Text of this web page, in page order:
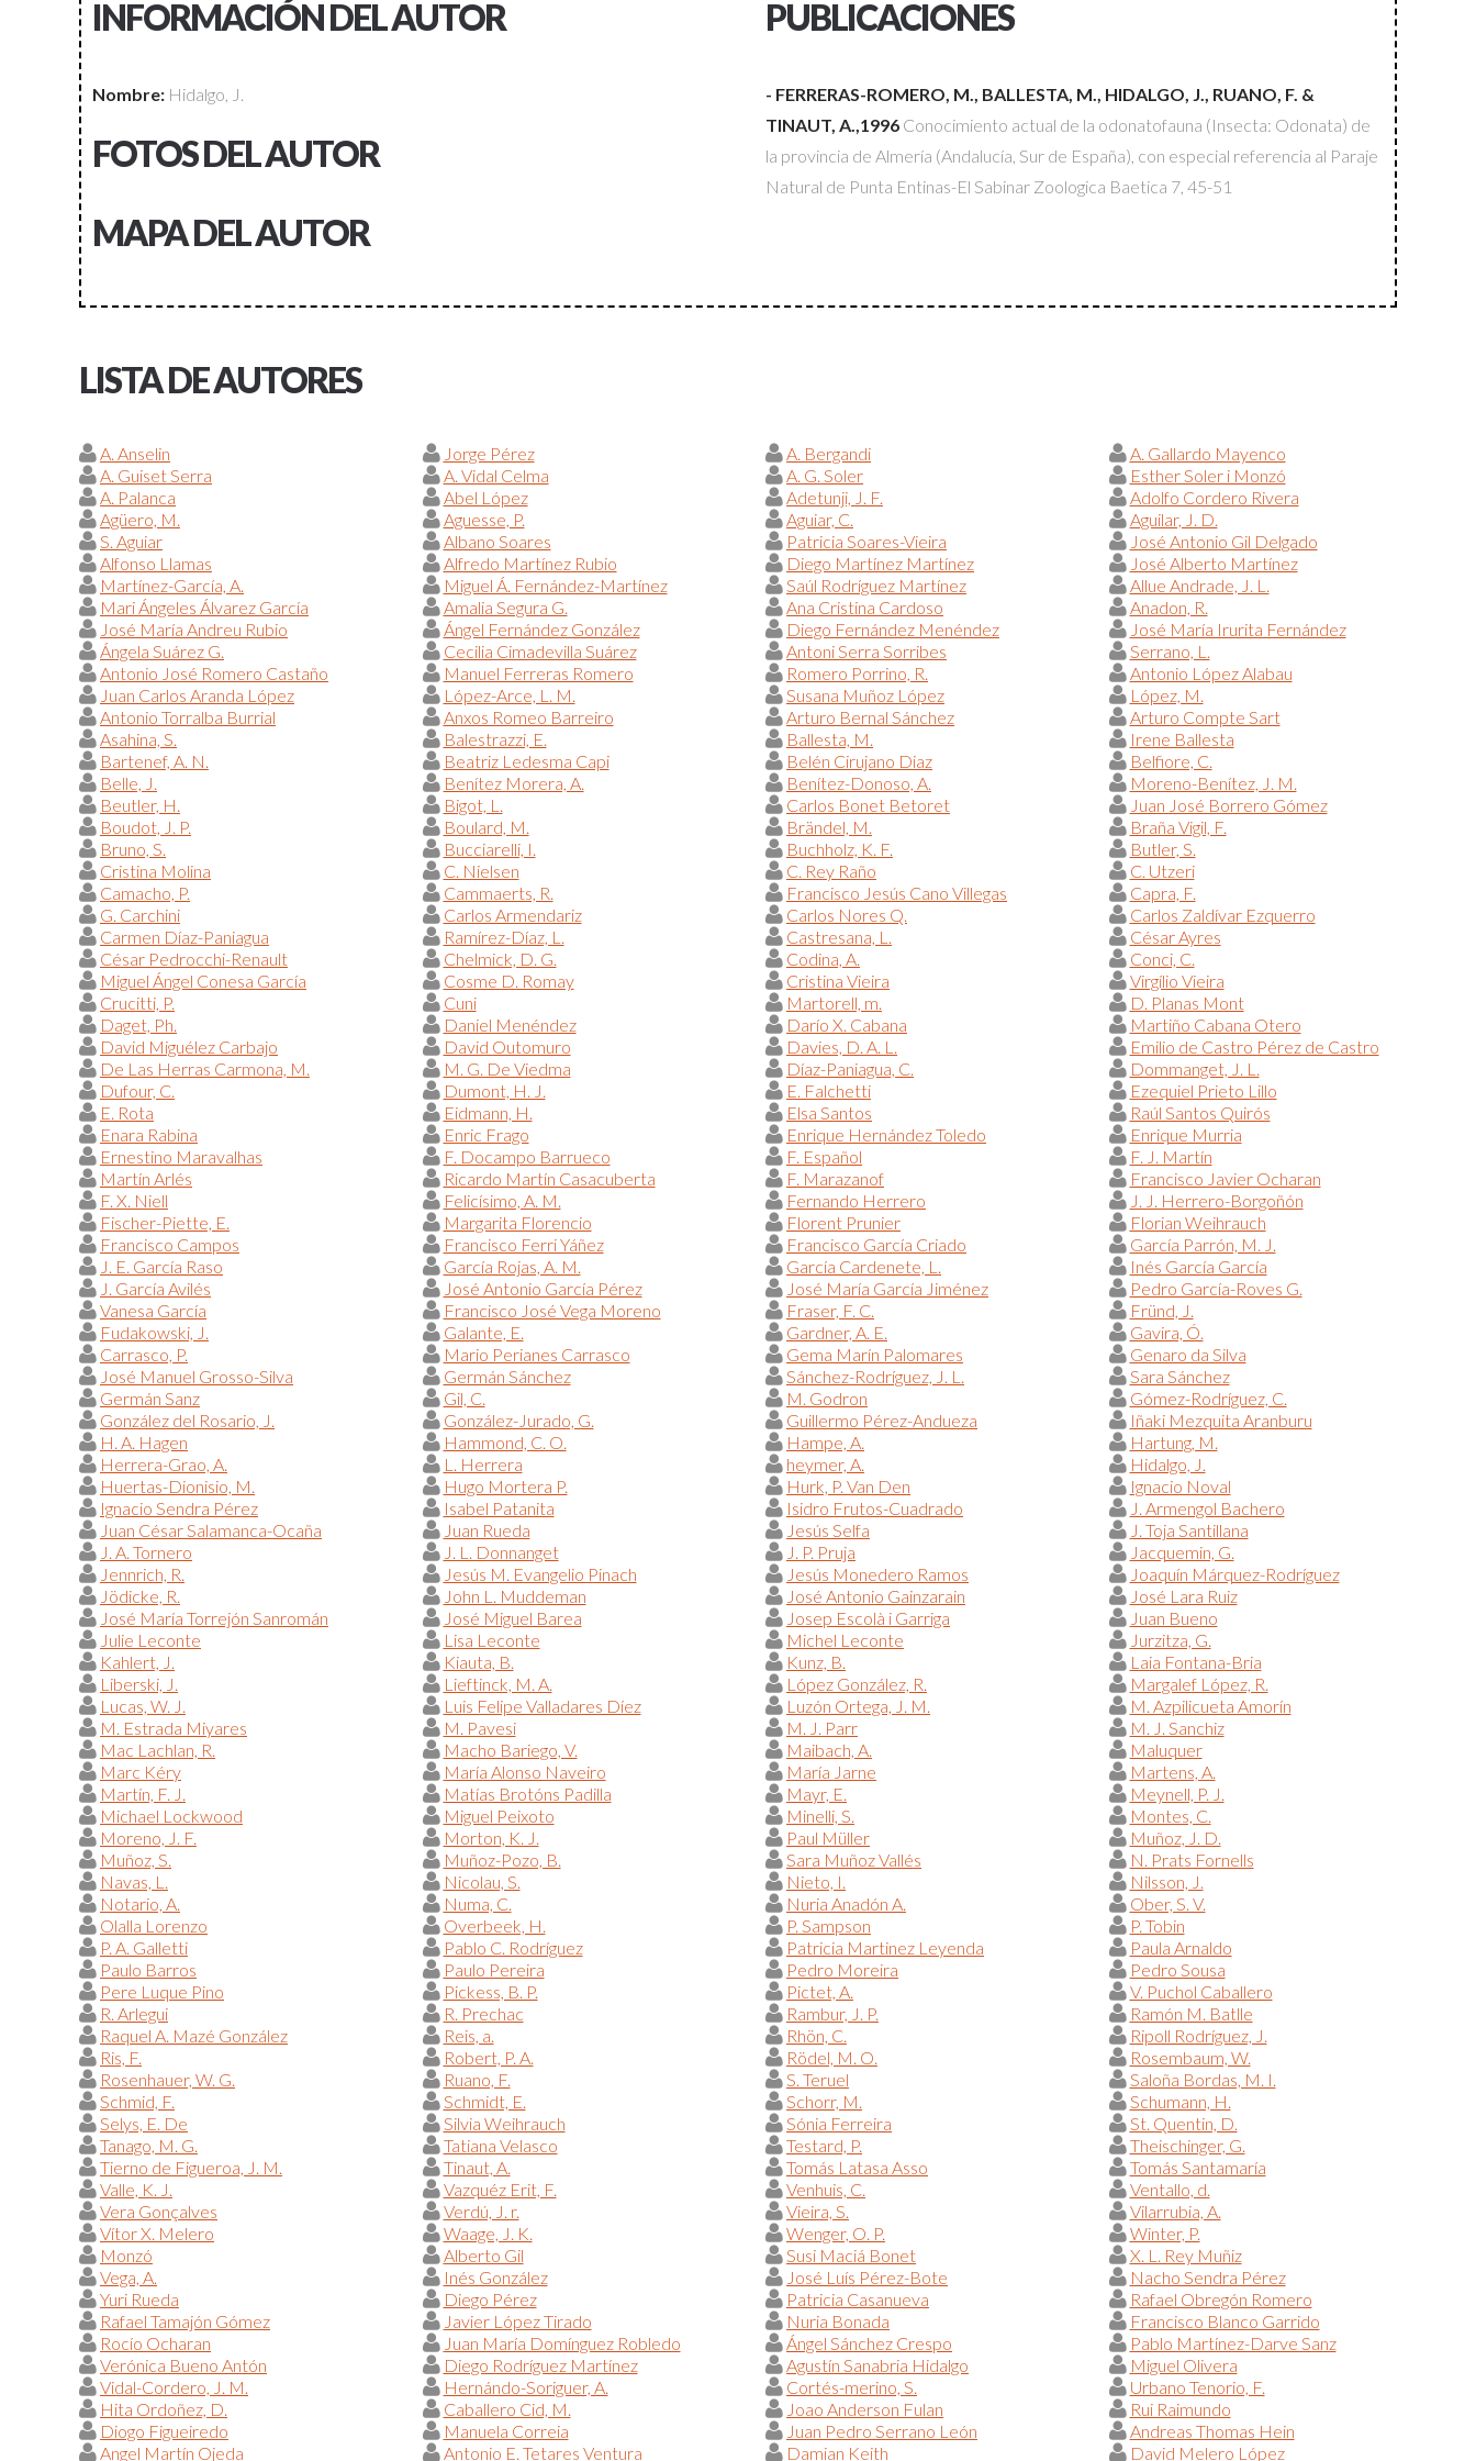
INFORMACIÓN DEL AUTOR
Nombre: Hidalgo, J.
FOTOS DEL AUTOR
MAPA DEL AUTOR
PUBLICACIONES
- FERRERAS-ROMERO, M., BALLESTA, M., HIDALGO, J., RUANO, F. &
TINAUT, A.,1996 Conocimiento actual de la odonatofauna (Insecta: Odonata) de
la provincia de Almería (Andalucía, Sur de España), con especial referencia al Paraje
Natural de Punta Entinas-El Sabinar Zoologica Baetica 7, 45-51
LISTA DE AUTORES
A. Anselin Jorge Pérez A. Bergandi
A. Gallardo Mayenco
A. Guiset Serra
A. Vidal Celma A. G. Soler
Esther Soler i Monzó
A. Palanca
Abel López Adetunji, J. F.
Adolfo Cordero Rivera
Agüero, M.
Aguesse, P. Aguiar, C.
Aguilar, J. D.
S. Aguiar
Albano Soares Patricia Soares-Vieira
José Antonio Gil Delgado
Alfonso Llamas
Alfredo Martínez Rubio Diego Martínez Martínez
José Alberto Martínez
Martínez-García, A.
Miguel Á. Fernández-Martínez Saúl Rodríguez Martínez
Allue Andrade, J. L.
Mari Ángeles Álvarez García
Amalia Segura G. Ana Cristina Cardoso
Anadon, R.
José María Andreu Rubio
Ángel Fernández González Diego Fernández Menéndez
José María Irurita Fernández
Ángela Suárez G.
Cecilia Cimadevilla Suárez Antoni Serra Sorribes
Serrano, L.
Antonio José Romero Castaño
Manuel Ferreras Romero Romero Porrino, R.
Antonio López Alabau
Juan Carlos Aranda López
López-Arce, L. M. Susana Muñoz López
López, M.
Antonio Torralba Burrial
Anxos Romeo Barreiro Arturo Bernal Sánchez
Arturo Compte Sart
Asahina, S.
Balestrazzi, E. Ballesta, M.
Irene Ballesta
Bartenef, A. N.
Beatriz Ledesma Capi Belén Cirujano Diaz
Belfiore, C.
Belle, J.
Benítez Morera, A. Benítez-Donoso, A.
Moreno-Benítez, J. M.
Beutler, H.
Bigot, L. Carlos Bonet Betoret
Juan José Borrero Gómez
Boudot, J. P.
Boulard, M. Brändel, M.
Braña Vigil, F.
Bruno, S.
Bucciarelli, I. Buchholz, K. F.
Butler, S.
Cristina Molina
C. Nielsen C. Rey Raño
C. Utzeri
Camacho, P.
Cammaerts, R. Francisco Jesús Cano Villegas
Capra, F.
G. Carchini
Carlos Armendariz Carlos Nores Q.
Carlos Zaldívar Ezquerro
Carmen Díaz-Paniagua
Ramírez-Díaz, L. Castresana, L.
César Ayres
César Pedrocchi-Renault
Chelmick, D. G. Codina, A.
Conci, C.
Miguel Ángel Conesa García
Cosme D. Romay Cristina Vieira
Virgílio Vieira
Crucitti, P.
Cuni Martorell, m.
D. Planas Mont
Daget, Ph.
Daniel Menéndez Darío X. Cabana
Martiño Cabana Otero
David Miguélez Carbajo
David Outomuro Davies, D. A. L.
Emilio de Castro Pérez de Castro
De Las Herras Carmona, M.
M. G. De Viedma Díaz-Paniagua, C.
Dommanget, J. L.
Dufour, C.
Dumont, H. J. E. Falchetti
Ezequiel Prieto Lillo
E. Rota
Eidmann, H. Elsa Santos
Raúl Santos Quirós
Enara Rabina
Enric Frago Enrique Hernández Toledo
Enrique Murria
Ernestino Maravalhas
F. Docampo Barrueco F. Español
F. J. Martín
Martín Arlés
Ricardo Martín Casacuberta F. Marazanof
Francisco Javier Ocharan
F. X. Niell
Felicísimo, A. M. Fernando Herrero
J. J. Herrero-Borgoñón
Fischer-Piette, E.
Margarita Florencio Florent Prunier
Florian Weihrauch
Francisco Campos
Francisco Ferri Yáñez Francisco García Criado
García Parrón, M. J.
J. E. García Raso
García Rojas, A. M. García Cardenete, L.
Inés García García
J. García Avilés
José Antonio García Pérez José María García Jiménez
Pedro García-Roves G.
Vanesa García
Francisco José Vega Moreno Fraser, F. C.
Fründ, J.
Fudakowski, J.
Galante, E. Gardner, A. E.
Gavira, Ó.
Carrasco, P.
Mario Perianes Carrasco Gema Marín Palomares
Genaro da Silva
José Manuel Grosso-Silva
Germán Sánchez Sánchez-Rodríguez, J. L.
Sara Sánchez
Germán Sanz
Gil, C. M. Godron
Gómez-Rodríguez, C.
González del Rosario, J.
González-Jurado, G. Guillermo Pérez-Andueza
Iñaki Mezquita Aranburu
H. A. Hagen
Hammond, C. O. Hampe, A.
Hartung, M.
Herrera-Grao, A.
L. Herrera heymer, A.
Hidalgo, J.
Huertas-Dionisio, M.
Hugo Mortera P. Hurk, P. Van Den
Ignacio Noval
Ignacio Sendra Pérez
Isabel Patanita Isidro Frutos-Cuadrado
J. Armengol Bachero
Juan César Salamanca-Ocaña
Juan Rueda Jesús Selfa
J. Toja Santillana
J. A. Tornero
J. L. Donnanget J. P. Pruja
Jacquemin, G.
Jennrich, R.
Jesús M. Evangelio Pinach Jesús Monedero Ramos
Joaquín Márquez-Rodríguez
Jödicke, R.
John L. Muddeman José Antonio Gainzarain
José Lara Ruiz
José María Torrejón Sanromán
José Miguel Barea Josep Escolà i Garriga
Juan Bueno
Julie Leconte
Lisa Leconte Michel Leconte
Jurzitza, G.
Kahlert, J.
Kiauta, B. Kunz, B.
Laia Fontana-Bria
Liberski, J.
Lieftinck, M. A. López González, R.
Margalef López, R.
Lucas, W. J.
Luis Felipe Valladares Díez Luzón Ortega, J. M.
M. Azpilicueta Amorín
M. Estrada Miyares
M. Pavesi M. J. Parr
M. J. Sanchiz
Mac Lachlan, R.
Macho Bariego, V. Maibach, A.
Maluquer
Marc Kéry
María Alonso Naveiro María Jarne
Martens, A.
Martín, F. J.
Matías Brotóns Padilla Mayr, E.
Meynell, P. J.
Michael Lockwood
Miguel Peixoto Minelli, S.
Montes, C.
Moreno, J. F.
Morton, K. J. Paul Müller
Muñoz, J. D.
Muñoz, S.
Muñoz-Pozo, B. Sara Muñoz Vallés
N. Prats Fornells
Navas, L.
Nicolau, S. Nieto, I.
Nilsson, J.
Notario, A.
Numa, C. Nuria Anadón A.
Ober, S. V.
Olalla Lorenzo
Overbeek, H. P. Sampson
P. Tobin
P. A. Galletti
Pablo C. Rodríguez Patricia Martinez Leyenda
Paula Arnaldo
Paulo Barros
Paulo Pereira Pedro Moreira
Pedro Sousa
Pere Luque Pino
Pickess, B. P. Pictet, A.
V. Puchol Caballero
R. Arlegui
R. Prechac Rambur, J. P.
Ramón M. Batlle
Raquel A. Mazé González
Reis, a. Rhön, C.
Ripoll Rodríguez, J.
Ris, F.
Robert, P. A. Rödel, M. O.
Rosembaum, W.
Rosenhauer, W. G.
Ruano, F. S. Teruel
Saloña Bordas, M. I.
Schmid, F.
Schmidt, E. Schorr, M.
Schumann, H.
Selys, E. De
Silvia Weihrauch Sónia Ferreira
St. Quentin, D.
Tanago, M. G.
Tatiana Velasco Testard, P.
Theischinger, G.
Tierno de Figueroa, J. M.
Tinaut, A. Tomás Latasa Asso
Tomás Santamaría
Valle, K. J.
Vazquéz Erit, F. Venhuis, C.
Ventallo, d.
Vera Gonçalves
Verdú, J. r. Vieira, S.
Vilarrubia, A.
Vítor X. Melero
Waage, J. K. Wenger, O. P.
Winter, P.
Monzó
Alberto Gil Susi Maciá Bonet
X. L. Rey Muñiz
Vega, A.
Inés González José Luís Pérez-Bote
Nacho Sendra Pérez
Yuri Rueda
Diego Pérez Patricia Casanueva
Rafael Obregón Romero
Rafael Tamajón Gómez
Javier López Tirado Nuria Bonada
Francisco Blanco Garrido
Rocío Ocharan
Juan María Domínguez Robledo Ángel Sánchez Crespo
Pablo Martínez-Darve Sanz
Verónica Bueno Antón
Diego Rodríguez Martínez Agustín Sanabria Hidalgo
Miguel Olivera
Vidal-Cordero, J. M.
Hernándo-Soriguer, A. Cortés-merino, S.
Urbano Tenorio, F.
Hita Ordoñez, D.
Caballero Cid, M. Joao Anderson Fulan
Rui Raimundo
Diogo Figueiredo
Manuela Correia Juan Pedro Serrano León
Andreas Thomas Hein
Angel Martín Ojeda
Antonio E. Tetares Ventura Damian Keith David Melero López